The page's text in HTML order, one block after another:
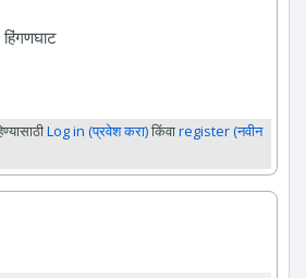
हिंगणघाट
Log in (प्रवेश करा)किंवाregister (नवीन